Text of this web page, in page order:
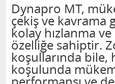
Dynapro MT,
çekiş ve kavrama
kolay hızlanma
özelliğe sahiptir.
koşullarında bile,
koşulunda